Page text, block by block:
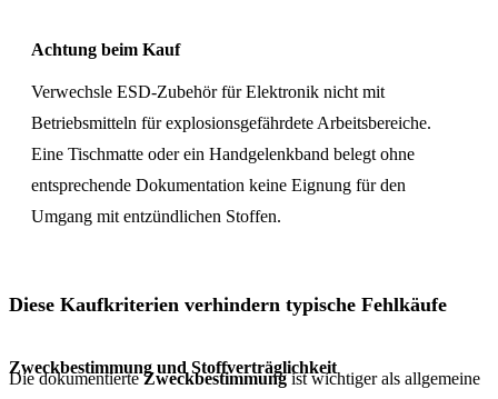
Achtung beim Kauf
Verwechsle ESD-Zubehör für Elektronik nicht mit
Betriebsmitteln für explosionsgefährdete Arbeitsbereiche.
Eine Tischmatte oder ein Handgelenkband belegt ohne
entsprechende Dokumentation keine Eignung für den
Umgang mit entzündlichen Stoffen.
Diese Kaufkriterien verhindern typische Fehlkäufe
Zweckbestimmung und Stoffverträglichkeit
Die dokumentierteZweckbestimmungist wichtiger als allgemeine